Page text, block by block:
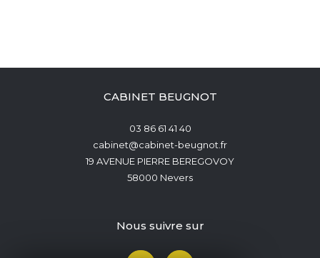
CABINET BEUGNOT
03 86 61 41 40
cabinet@cabinet-beugnot.fr
19 AVENUE PIERRE BEREGOVOY
58000
Nevers
nous suivre sur